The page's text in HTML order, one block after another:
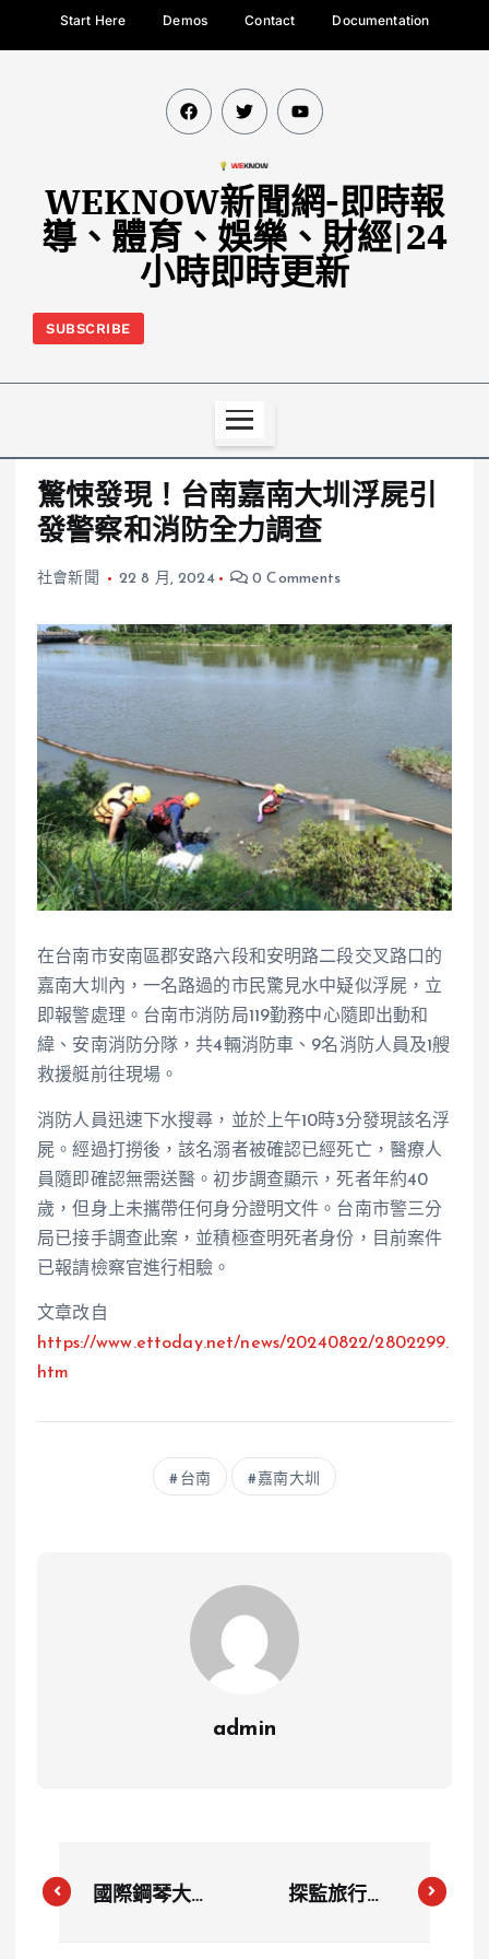
Start Here Demos Contact Documentation
WEKNOW新聞網-即時報
導、體育、娛樂、財經|24
小時即時更新
SUBSCRIBE
驚悚發現！台南嘉南大圳浮屍引
發警察和消防全力調查
社會新聞 22 8 月, 2024 0 Comments
在台南市安南區郡安路六段和安明路二段交叉路口的
嘉南大圳內，一名路過的市民驚見水中疑似浮屍，立
即報警處理。台南市消防局119勤務中心隨即出動和
緯、安南消防分隊，共4輛消防車、9名消防人員及1艘
救援艇前往現場。
消防人員迅速下水搜尋，並於上午10時3分發現該名浮
屍。經過打撈後，該名溺者被確認已經死亡，醫療人
員隨即確認無需送醫。初步調查顯示，死者年約40
歲，但身上未攜帶任何身分證明文件。台南市警三分
局已接手調查此案，並積極查明死者身份，目前案件
已報請檢察官進行相驗。
文章改自
https://www.ettoday.net/news/20240822/2802299.
htm
台南 嘉南大圳
admin
國際鋼琴大賽
探監旅行成